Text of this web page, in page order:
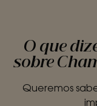
O que
sobre
Queremos